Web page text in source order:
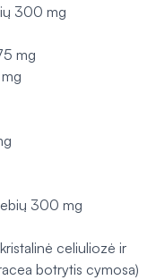
300 mg
mg
300 mg
celiuliozė ir
botrytis cymosa)